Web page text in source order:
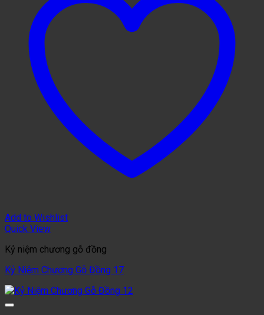
Add to Wishlist
Quick View
Kỷ niệm chương gỗ đồng
Kỷ Niệm Chương Gỗ Đồng 17